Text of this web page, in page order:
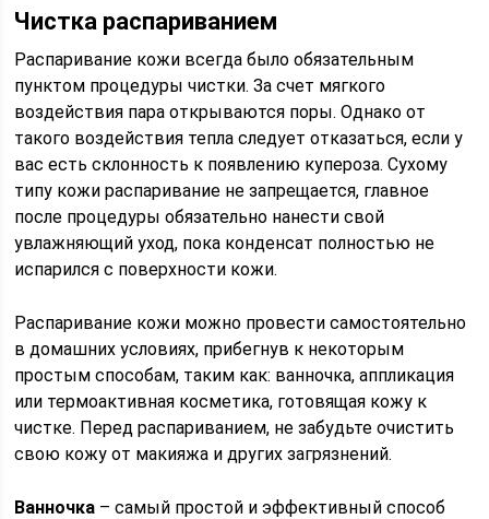
Чистка распариванием
Распаривание кожи всегда было обязательным
пунктом процедуры чистки. За счет мягкого
воздействия пара открываются поры. Однако от
такого воздействия тепла следует отказаться, если у
вас есть склонность к появлению купероза. Сухому
типу кожи распаривание не запрещается, главное
после процедуры обязательно нанести свой
увлажняющий уход, пока конденсат полностью не
испарился с поверхности кожи.
Распаривание кожи можно провести самостоятельно
в домашних условиях, прибегнув к некоторым
простым способам, таким как: ванночка, аппликация
или термоактивная косметика, готовящая кожу к
чистке. Перед распариванием, не забудьте очистить
свою кожу от макияжа и других загрязнений.
Ванночка – самый простой и эффективный способ